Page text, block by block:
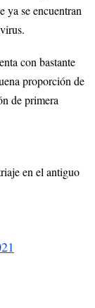
ya se encuentran
con bastante
proporción de
de primera
en el antiguo